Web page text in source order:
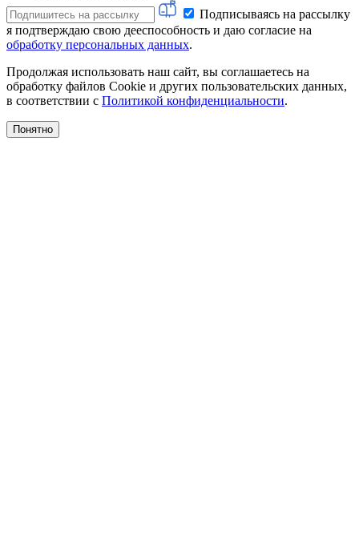
Подписываясь на рассылку
я подтверждаю свою дееспособность и даю согласие на
обработку персональных данных.
Продолжая использовать наш сайт, вы соглашаетесь на
обработку файлов Cookie и других пользовательских данных,
в соответствии с Политикой конфиденциальности.
Понятно